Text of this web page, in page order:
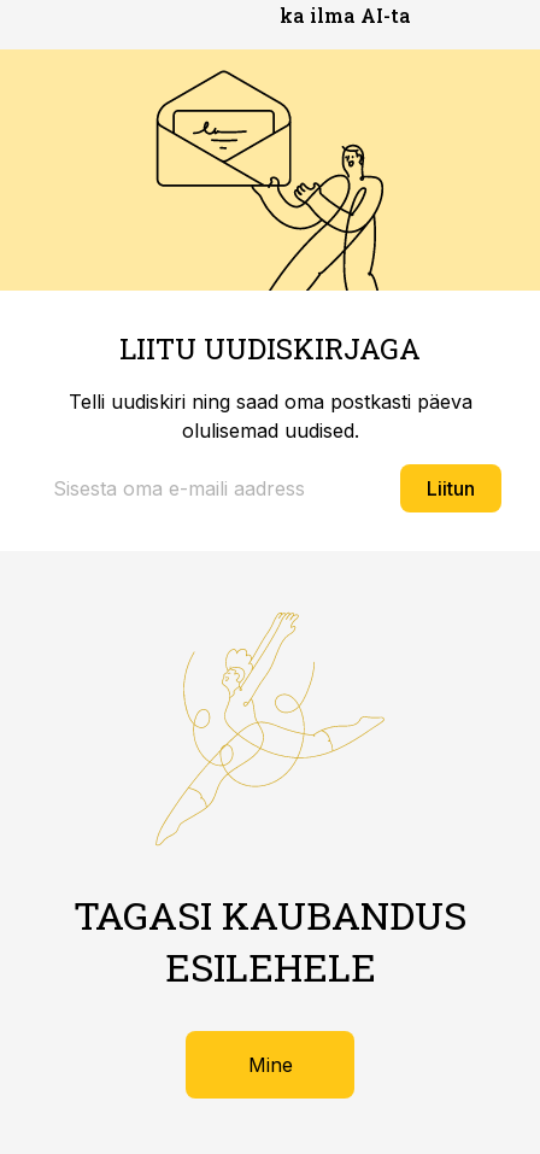
ka ilma AI-ta
LIITU UUDISKIRJAGA
Telli uudiskiri ning saad oma postkasti päeva
olulisemad uudised.
Liitun
TAGASI KAUBANDUS
ESILEHELE
Mine